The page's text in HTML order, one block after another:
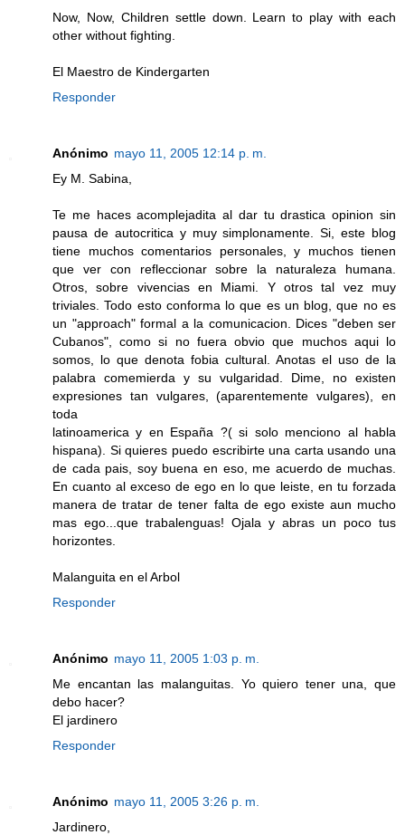
Now, Now, Children settle down. Learn to play with each
other without fighting.
El Maestro de Kindergarten
Responder
Anónimo mayo 11, 2005 12:14 p. m.
Ey M. Sabina,
Te me haces acomplejadita al dar tu drastica opinion sin
pausa de autocritica y muy simplonamente. Si, este blog
tiene muchos comentarios personales, y muchos tienen
que ver con refleccionar sobre la naturaleza humana.
Otros, sobre vivencias en Miami. Y otros tal vez muy
triviales. Todo esto conforma lo que es un blog, que no es
un "approach" formal a la comunicacion. Dices "deben ser
Cubanos", como si no fuera obvio que muchos aqui lo
somos, lo que denota fobia cultural. Anotas el uso de la
palabra comemierda y su vulgaridad. Dime, no existen
expresiones tan vulgares, (aparentemente vulgares), en
toda
latinoamerica y en España ?( si solo menciono al habla
hispana). Si quieres puedo escribirte una carta usando una
de cada pais, soy buena en eso, me acuerdo de muchas.
En cuanto al exceso de ego en lo que leiste, en tu forzada
manera de tratar de tener falta de ego existe aun mucho
mas ego...que trabalenguas! Ojala y abras un poco tus
horizontes.
Malanguita en el Arbol
Responder
Anónimo mayo 11, 2005 1:03 p. m.
Me encantan las malanguitas. Yo quiero tener una, que
debo hacer?
El jardinero
Responder
Anónimo mayo 11, 2005 3:26 p. m.
Jardinero,